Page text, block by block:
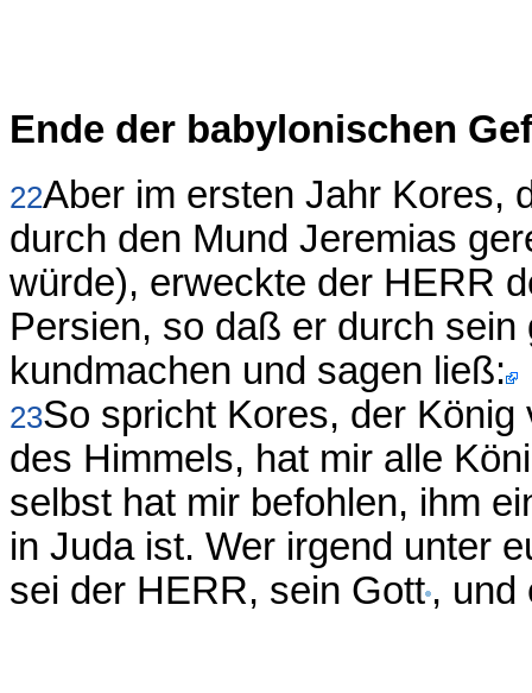
Ende der babylonischen
22Aber im ersten Jahr Kores,
durch den Mund Jeremias
würde), erweckte der HERR
Persien, so daß er durch
kundmachen und sagen ließ:
23So spricht Kores, der
des Himmels, hat mir alle
selbst hat mir befohlen, ihm
in Juda ist. Wer irgend unter
sei der HERR, sein Gott , und